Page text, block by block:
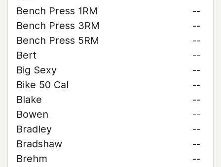
Bench Press 1RM
--
Bench Press 3RM
--
Bench Press 5RM
--
Bert
--
Big Sexy
--
Bike 50 Cal
--
Blake
--
Bowen
--
Bradley
--
Bradshaw
--
Brehm
--